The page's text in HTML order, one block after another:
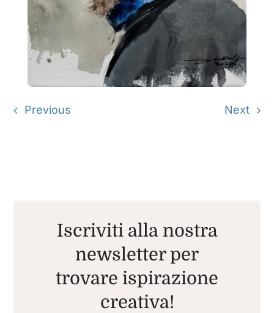
Previous Next
Iscriviti alla nostra
newsletter per
trovare ispirazione
creativa!